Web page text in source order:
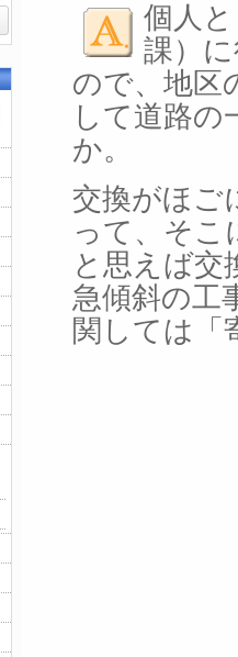
個人
課）
ので、地区
して道路の
か。
交換がほご
って、そこ
と思えば交
急傾斜の工
関しては「